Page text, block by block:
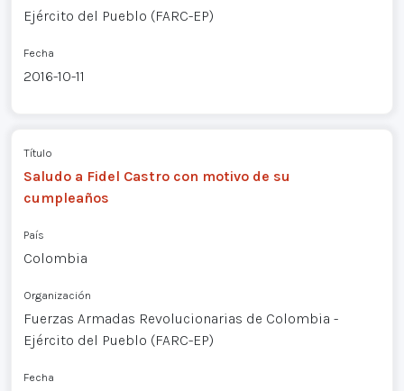
Ejército del Pueblo (FARC-EP)
Fecha
2016-10-11
Título
Saludo a Fidel Castro con motivo de su
cumpleaños
País
Colombia
Organización
Fuerzas Armadas Revolucionarias de Colombia -
Ejército del Pueblo (FARC-EP)
Fecha